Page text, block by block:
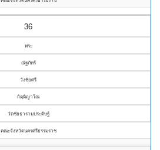
36
พระ
ณัฐภัทร์
วังชัยศรี
กิตฺติญาโณ
วัดชัยธารามประดิษฐ์
คณะจังหวัดนครศรีธรรมราช